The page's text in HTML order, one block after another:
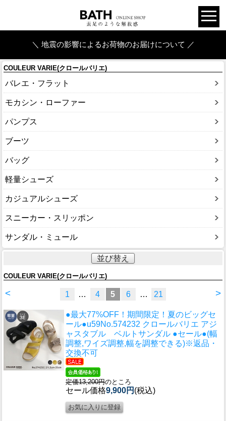
＼ 地震の影響によるお荷物のお届けについて ／
COULEUR VARIE(クロールバリエ)
バレエ・フラット
モカシン・ローファー
パンプス
ブーツ
バッグ
軽量シューズ
カジュアルシューズ
スニーカー・スリッポン
サンダル・ミュール
並び替え
COULEUR VARIE(クロールバリエ)
< >
1 … 4 5 6 … 21
●最大77%OFF！期間限定！夏のビッグセ
ール●u59No.574232 クロールバリエ アジ
ャスタブル ベルトサンダル ●セール●(幅
調整,ワイズ調整,幅を調整できる)※返品・
交換不可
定価13,200円のところ
セール価格9,900円 (税込)